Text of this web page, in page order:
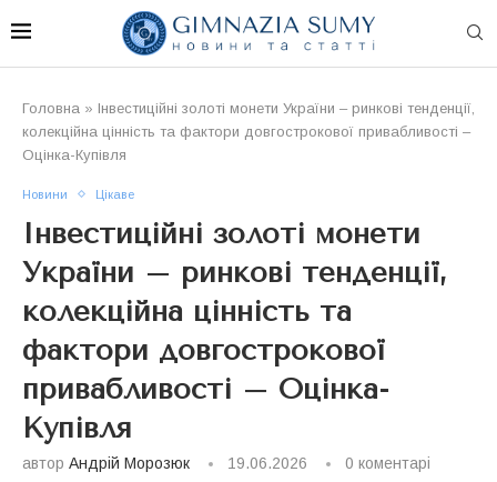
Головна » Інвестиційні золоті монети України – ринкові тенденції,
колекційна цінність та фактори довгострокової привабливості –
Оцінка-Купівля
Новини Цікаве
Інвестиційні золоті монети
України – ринкові тенденції,
колекційна цінність та
фактори довгострокової
привабливості – Оцінка-
Купівля
автор Андрій Морозюк 19.06.2026 0 коментарі